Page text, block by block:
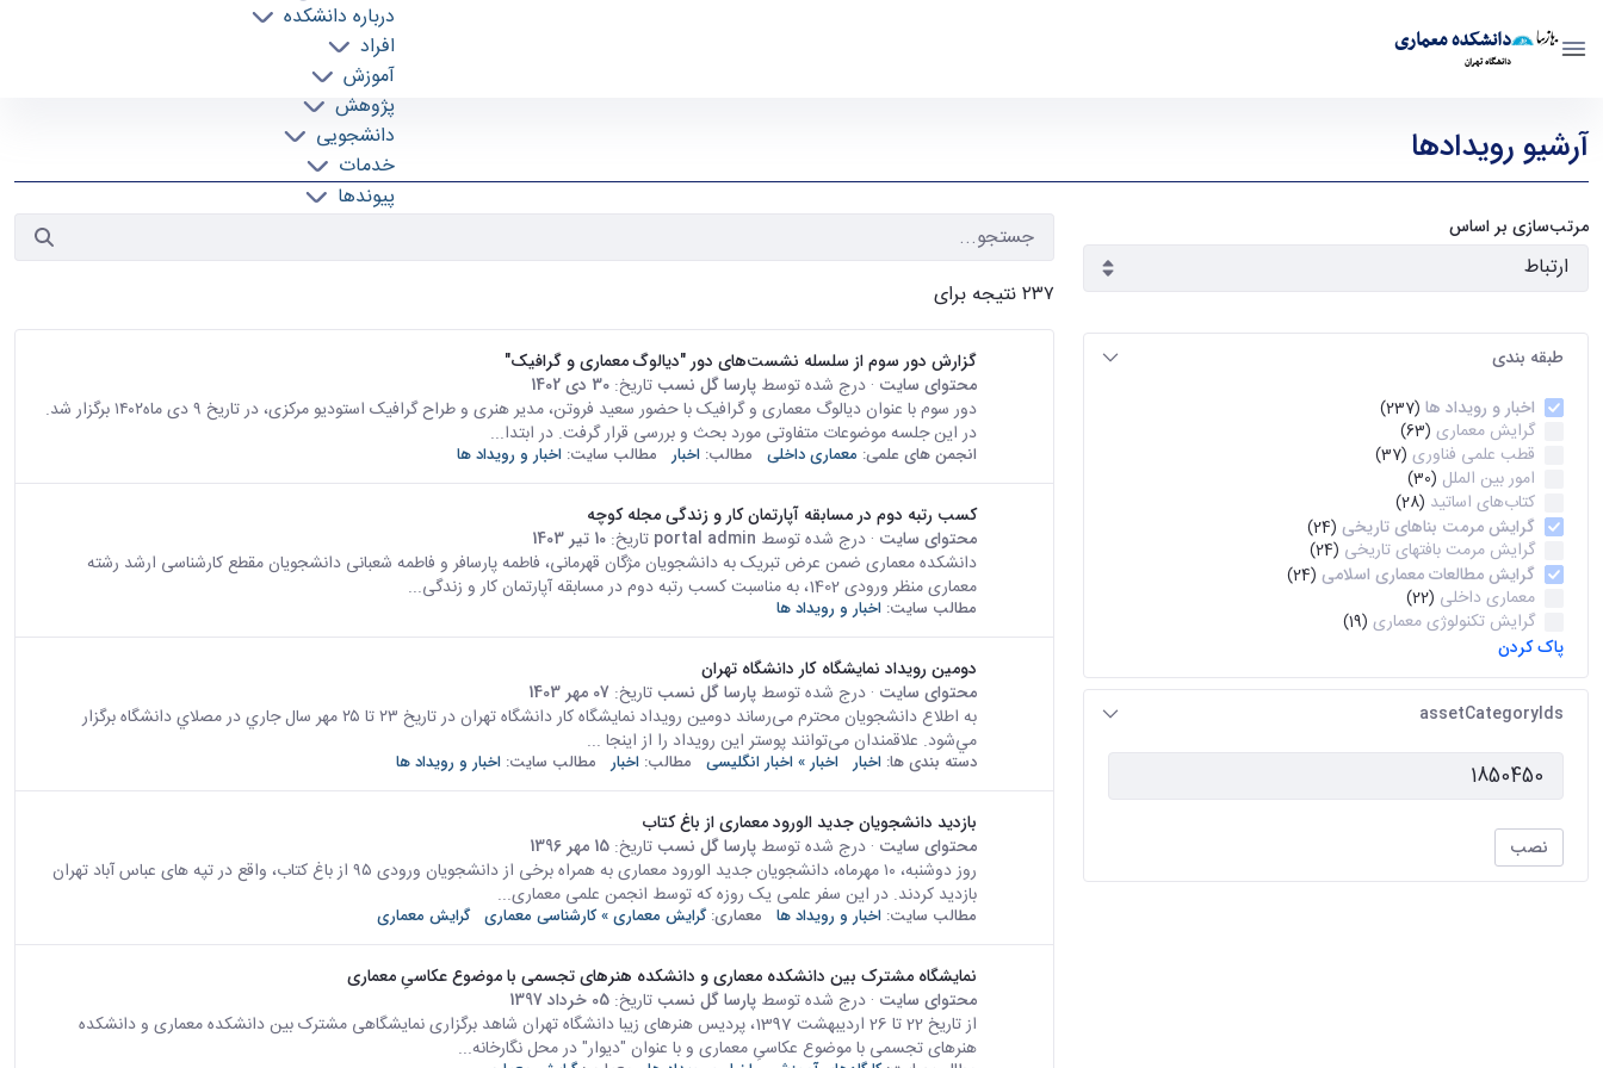
دانشکده معماری
دانشگاه تهران
درباره دانشکده
افراد
آموزش
پژوهش
دانشجویی
خدمات
پیوندها
آرشیو رویدادها
مرتب‌سازی بر اساس
طبقه بندی
اخبار و رویداد ها (237)
گرایش معماری (63)
قطب علمی فناوری (37)
امور بین الملل (30)
کتاب‌های اساتید (28)
گرایش مرمت بناهای تاریخی (24)
گرایش مرمت بافتهای تاریخی (24)
گرایش مطالعات معماری اسلامی (24)
معماری داخلی (22)
گرایش تکنولوژی معماری (19)
پاک کردن
assetCategoryIds
نصب
۲۳۷ نتیجه برای
گزارش دور سوم از سلسله نشست‌های دور "دیالوگ معماری و گرافیک"
محتوای سایت · درج شده توسط پارسا گل نسب تاریخ: 30 دی 1402
دور سوم با عنوان دیالوگ معماری و گرافیک با حضور سعید فروتن، مدیر هنری و طراح گرافیک استودیو مرکزی، در تاریخ ۹ دی ماه۱۴۰۲ برگزار شد.
در این جلسه موضوعات متفاوتی مورد بحث و بررسی قرار گرفت. در ابتدا...
انجمن های علمی: معماری داخلی مطالب: اخبار مطالب سایت: اخبار و رویداد ها
کسب رتبه دوم در مسابقه آپارتمان کار و زندگی مجله کوچه
محتوای سایت · درج شده توسط portal admin تاریخ: 10 تیر 1403
دانشکده معماری ضمن عرض تبریک به دانشجویان مژگان قهرمانی، فاطمه پارسافر و فاطمه شعبانی دانشجویان مقطع کارشناسی ارشد رشته
معماری منظر ورودی 1402، به مناسبت کسب رتبه دوم در مسابقه آپارتمان کار و زندگی...
مطالب سایت: اخبار و رویداد ها
دومين رويداد نمايشگاه كار دانشگاه تهران
محتوای سایت · درج شده توسط پارسا گل نسب تاریخ: 07 مهر 1403
به اطلاع دانشجویان محترم می‌رساند دومين رويداد نمايشگاه كار دانشگاه تهران در تاريخ ۲۳ تا ۲۵ مهر سال جاري در مصلاي دانشگاه برگزار
مي‌شود. علاقمندان می‌توانند پوستر این رویداد را از اینجا ...
دسته بندی ها: اخبار اخبار » اخبار انگلیسی مطالب: اخبار مطالب سایت: اخبار و رویداد ها
بازدید دانشجویان جدید الورود معماری از باغ کتاب
محتوای سایت · درج شده توسط پارسا گل نسب تاریخ: 15 مهر 1396
روز دوشنبه، ۱۰ مهرماه، دانشجویان جدید الورود معماری به همراه برخی از دانشجویان ورودی ۹۵ از باغ کتاب، واقع در تپه های عباس آباد تهران
بازدید کردند. در این سفر علمی یک روزه که توسط انجمن علمی معماری...
مطالب سایت: اخبار و رویداد ها معماری:گرایش معماری » کارشناسی معماری گرایش معماری
نمایشگاه مشترک بین دانشکده معماری و دانشکده هنرهای تجسمی با موضوع عکاسیِ معماری
محتوای سایت · درج شده توسط پارسا گل نسب تاریخ: 05 خرداد 1397
از تاریخ 22 تا 26 اردیبهشت 1397، پردیس هنرهای زیبا دانشگاه تهران شاهد برگزاری نمایشگاهی مشترک بین دانشکده معماری و دانشکده
هنرهای تجسمی با موضوع عکاسیِ معماری و با عنوان "دیوار" در محل نگارخانه...